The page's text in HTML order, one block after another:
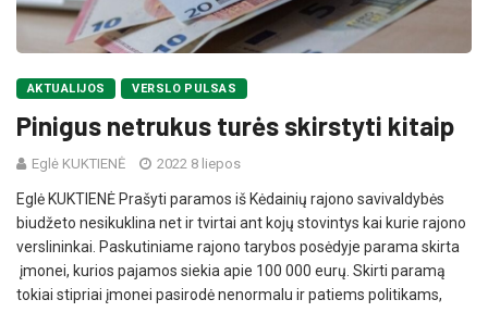
AKTUALIJOS VERSLO PULSAS
Pinigus netrukus turės skirstyti kitaip
Eglė KUKTIENĖ 2022 8 liepos
Eglė KUKTIENĖ Prašyti paramos iš Kėdainių rajono savivaldybės
biudžeto nesikuklina net ir tvirtai ant kojų stovintys kai kurie rajono
verslininkai. Paskutiniame rajono tarybos posėdyje parama skirta
įmonei, kurios pajamos siekia apie 100 000 eurų. Skirti paramą
tokiai stipriai įmonei pasirodė nenormalu ir patiems politikams,